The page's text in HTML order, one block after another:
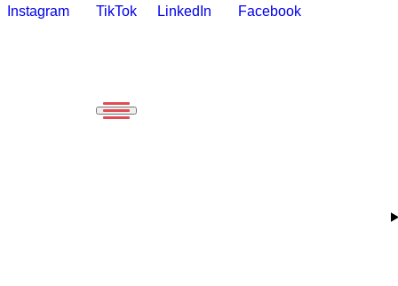
Instagram
TikTok LinkedIn Facebook